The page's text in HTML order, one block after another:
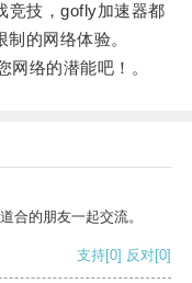
技，gofly加速器都
的网络体验。
络的潜能吧！。
合的朋友一起交流。
支持[0] 反对[0]